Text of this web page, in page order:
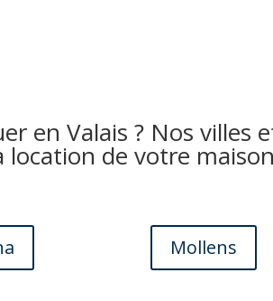
en Valais ? Nos villes
de votre
Mollens